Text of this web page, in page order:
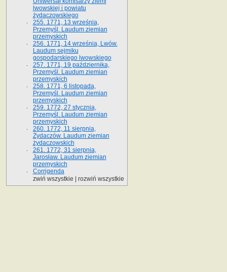
lwowskiej i powiatu
żydaczowskiego
255. 1771, 13 września,
Przemyśl. Laudum ziemian
przemyskich
256. 1771, 14 września, Lwów.
Laudum sejmiku
gospodarskiego lwowskiego
257. 1771, 19 października,
Przemyśl. Laudum ziemian
przemyskich
258. 1771, 6 listopada,
Przemyśl. Laudum ziemian
przemyskich
259. 1772, 27 stycznia,
Przemyśl. Laudum ziemian
przemyskich
260. 1772, 11 sierpnia,
Żydaczów. Laudum ziemian
żydaczowskich
261. 1772, 31 sierpnia,
Jarosław. Laudum ziemian
przemyskich
Corrigenda
zwiń wszystkie
rozwiń wszystkie